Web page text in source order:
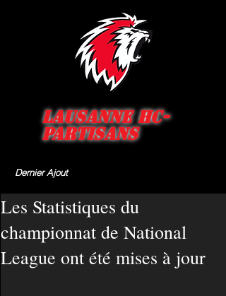
Lausanne HC-
Partisans
Dernier Ajout
Les Statistiques du
championnat de National
League ont été mises à jour